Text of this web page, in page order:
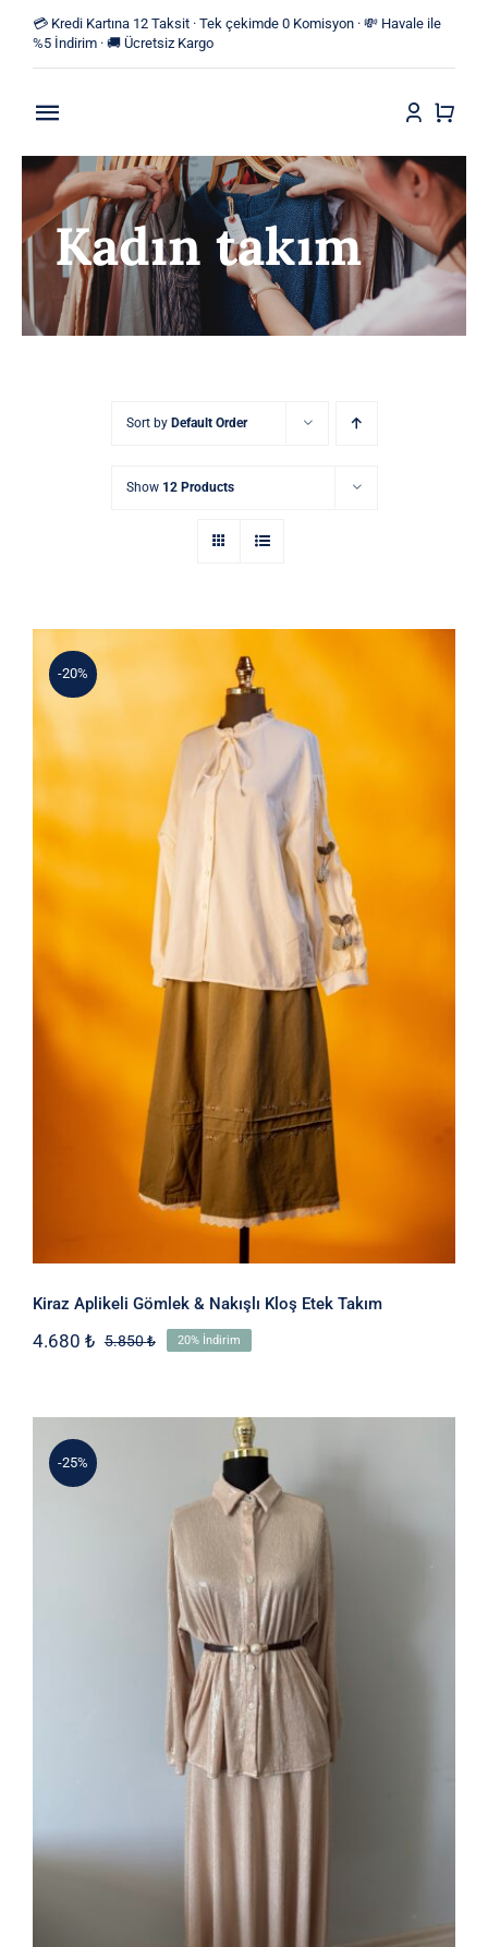
content
💳 Kredi Kartına 12 Taksit · Tek çekimde 0 Komisyon · 💸 Havale ile
%5 İndirim · 🚚 Ücretsiz Kargo
Toggle
Navigation
Anasayfa
Mağaza
Yeni Ürünler
Kadın takım
Sort by Default Order
Show 12 Products
-20%
Kiraz Aplikeli Gömlek & Nakışlı Kloş
Etek Takım
Kiraz Aplikeli Gömlek & Nakışlı Kloş Etek Takım
5.850₺Orijinal
4.680 ₺
Şu
4.680 ₺.
20% İndirim
-25%
Kadın Sedef Parlak Düğmeli Gömlek
ve Etek Takım